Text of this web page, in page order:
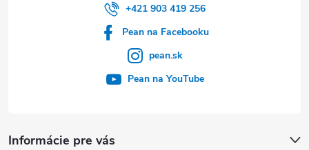
Informácie pre vás
+421 903 419 256
Pean na Facebooku
pean.sk
Pean na YouTube